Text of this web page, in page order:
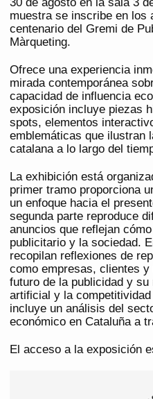
muestra se inscribe en los
centenario del Gremi de
Màrqueting.
Ofrece una experiencia
mirada contemporánea
capacidad de influencia
exposición incluye piezas
spots, elementos
emblemáticas que ilustran
catalana a lo largo del
La exhibición está
primer tramo proporciona
un enfoque hacia el
segunda parte reproduce
anuncios que reflejan
publicitario y la sociedad.
recopilan reflexiones de
como empresas, clientes
futuro de la publicidad y
artificial y la
incluye un análisis del
económico en Cataluña a
El acceso a la exposición